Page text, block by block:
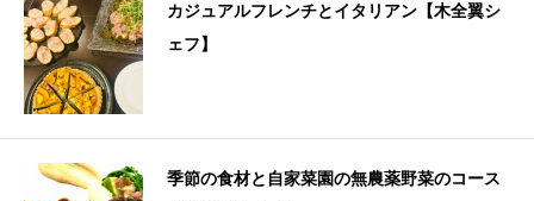
カジュアルフレンチとイタリアン【木全翼シ
ェフ】
季節の食材と自家菜園の無農薬野菜のコース